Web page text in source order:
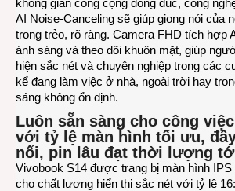
AI Noise-Canceling sẽ giúp giọng nói của
trong trẻo, rõ ràng. Camera FHD tích hợp
ánh sáng và theo dõi khuôn mặt, giúp
hiện sắc nét và chuyên nghiệp trong các
kể đang làm việc ở nhà, ngoài trời hay
sáng không ổn định.
Luôn sẵn sàng cho công
với tỷ lệ màn hình tối ưu,
nối, pin lâu đạt thời lượng
Vivobook S14 được trang bị màn hình
cho chất lượng hiển thị sắc nét với tỷ lệ